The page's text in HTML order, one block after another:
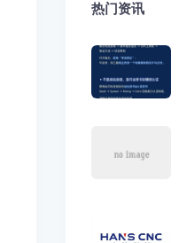
热门资讯